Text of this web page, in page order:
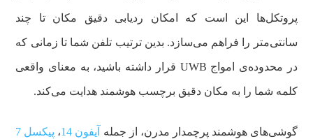
پروتکل‌ها این است که امکان ردیابی دقیق مکان تا چند
سانتی‌متر را فراهم می‌سازد. بدین ترتیب تلفن شما تا زمانی که
در محدوده‌ی امواج UWB قرار داشته باشید، به معنای واقعی
کلمه شما را به مکان دقیق برچسب هوشمند هدایت می‌کند.
گوشی‌های هوشمند پرچمدار مدرن، از جمله آیفون 14 ، پیکسل 7